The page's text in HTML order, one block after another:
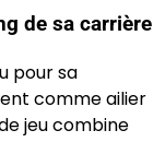
de sa carrière
pour sa
comme ailier
jeu combine